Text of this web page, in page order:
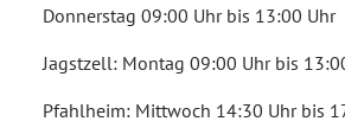
Donnerstag 09:00 Uhr bis 13:00 Uhr
Jagstzell: Montag 09:00 Uhr bis
Pfahlheim: Mittwoch 14:30 Uhr bis